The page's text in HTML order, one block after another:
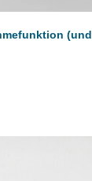
(und